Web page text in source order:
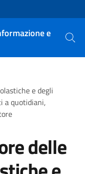
e
Cerca
e degli
a quotidiani,
delle